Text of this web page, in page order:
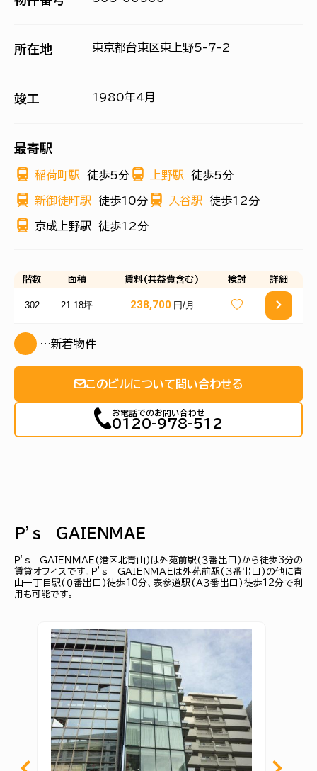
所在地 東京都台東区東上野5-7-2
竣工 1980年4月
最寄駅
稲荷町駅 徒歩5分 上野駅 徒歩5分
新御徒町駅 徒歩10分 入谷駅 徒歩12分
京成上野駅 徒歩12分
階数 面積 賃料(共益費含む) 検討 詳細
302 21.18坪 238,700 円/月
…新着物件
このビルについて問い合わせる
お電話でのお問い合わせ
0120-978-512
Ｐ’ｓ ＧＡＩＥＮＭＡＥ
Ｐ’ｓ ＧＡＩＥＮＭＡＥ(港区北青山)は外苑前駅(３番出口)から徒歩3分の
賃貸オフィスです。Ｐ’ｓ ＧＡＩＥＮＭＡＥは外苑前駅(３番出口)の他に青
山一丁目駅(０番出口)徒歩10分、表参道駅(Ａ３番出口)徒歩12分で利
用も可能です。